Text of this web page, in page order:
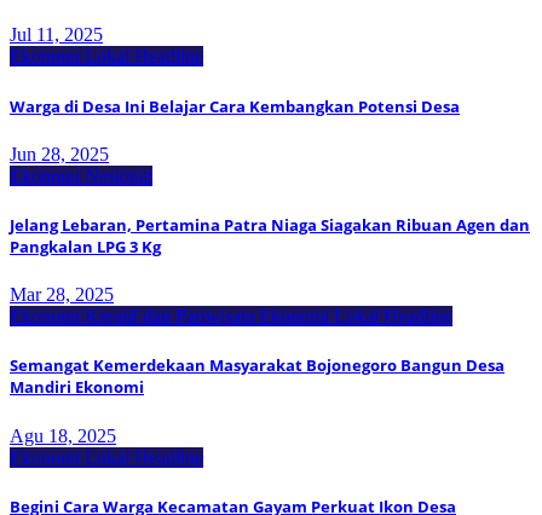
Jul 11, 2025
Ekonomi Lokal Headline
Warga di Desa Ini Belajar Cara Kembangkan Potensi Desa
Jun 28, 2025
Ekonomi Nasional
Jelang Lebaran, Pertamina Patra Niaga Siagakan Ribuan Agen dan
Pangkalan LPG 3 Kg
Mar 28, 2025
Ekonomi Kreatif dan Pariwisata Ekonomi Lokal Headline
Semangat Kemerdekaan Masyarakat Bojonegoro Bangun Desa
Mandiri Ekonomi
Agu 18, 2025
Ekonomi Lokal Headline
Begini Cara Warga Kecamatan Gayam Perkuat Ikon Desa